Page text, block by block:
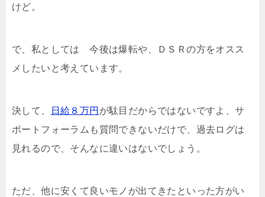
けど。
で、私としては 今後は爆転や、ＤＳＲの方をオスス
メしたいと考えています。
決して、 日給８万円 が駄目だからではないですよ、サ
ポートフォーラムも質問できないだけで、過去ログは
見れるので、そんなに違いはないでしょう。
ただ、他に安くて良いモノが出てきたといった方がい